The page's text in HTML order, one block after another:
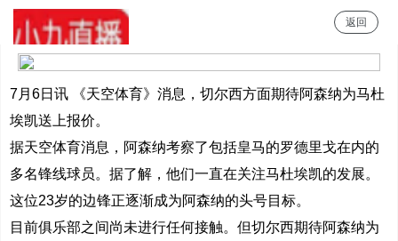
小9直播
返回
7月6日讯 《天空体育》消息，切尔西方面期待阿森纳为马杜
埃凯送上报价。
据天空体育消息，阿森纳考察了包括皇马的罗德里戈在内的
多名锋线球员。据了解，他们一直在关注马杜埃凯的发展。
这位23岁的边锋正逐渐成为阿森纳的头号目标。
目前俱乐部之间尚未进行任何接触。但切尔西期待阿森纳为